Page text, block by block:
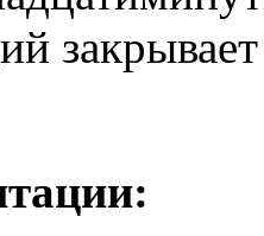
закрывает